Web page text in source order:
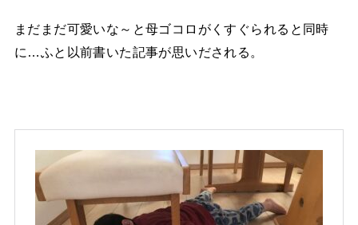
まだまだ可愛いな～と母ゴコロがくすぐられると同時
に…ふと以前書いた記事が思いだされる。